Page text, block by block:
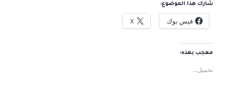
شارك هذا الموضوع:
فيس بوك X
معجب بهذه:
تحميل...